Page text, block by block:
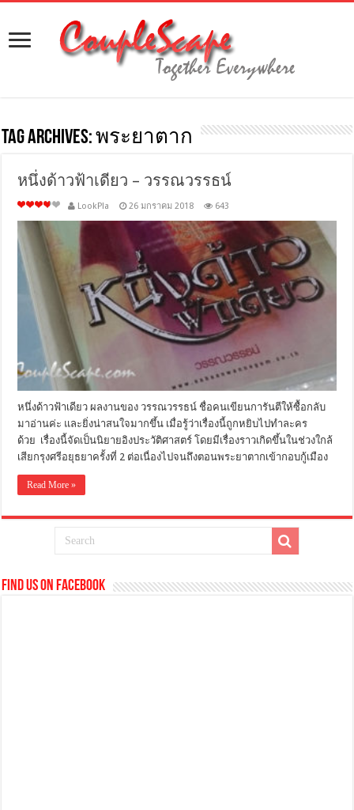
Tag Archives:พระยาตาก
หนึ่งด้าวฟ้าเดียว – วรรณวรรธน์
LookPla 26 มกราคม 2018 643
หนึ่งด้าวฟ้าเดียว ผลงานของ วรรณวรรธน์ ชื่อคนเขียนการันตีให้ซื้อกลับ
มาอ่านค่ะ และยิ่งน่าสนใจมากขึ้น เมื่อรู้ว่าเรื่องนี้ถูกหยิบไปทำละคร
ด้วย เรื่องนี้จัดเป็นนิยายอิงประวัติศาสตร์ โดยมีเรื่องราวเกิดขึ้นในช่วงใกล้
เสียกรุงศรีอยุธยาครั้งที่ 2 ต่อเนื่องไปจนถึงตอนพระยาตากเข้ากอบกู้เมือง
Read More »
Find us on Facebook